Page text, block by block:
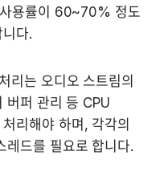
용률이 60~70% 정도
다.
리는 오디오 스트림의
버퍼 관리 등 CPU
리해야 하며, 각각의
레드를 필요로 합니다.